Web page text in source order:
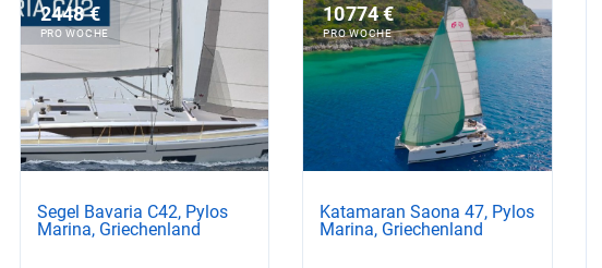
2448 €
PRO WOCHE
Segel Bavaria C42, Pylos
Marina, Griechenland
10774 €
PRO WOCHE
Katamaran Saona 47, Pylos
Marina, Griechenland